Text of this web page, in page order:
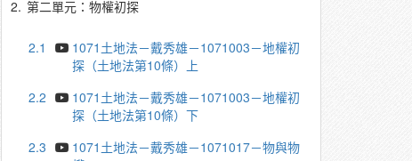
2. 第二單元：物權初探
2.1
1071土地法－戴秀雄－1071003－地權初
探（土地法第10條）上
2.2
1071土地法－戴秀雄－1071003－地權初
探（土地法第10條）下
2.3
1071土地法－戴秀雄－1071017－物與物